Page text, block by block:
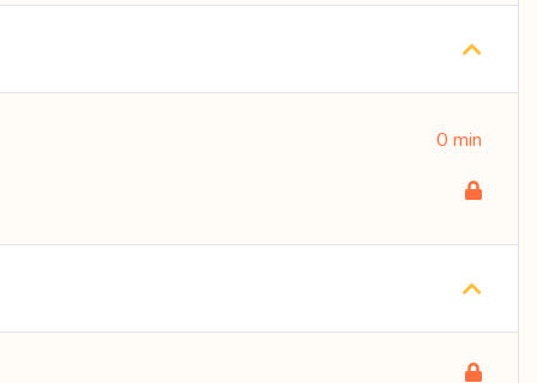
0 min